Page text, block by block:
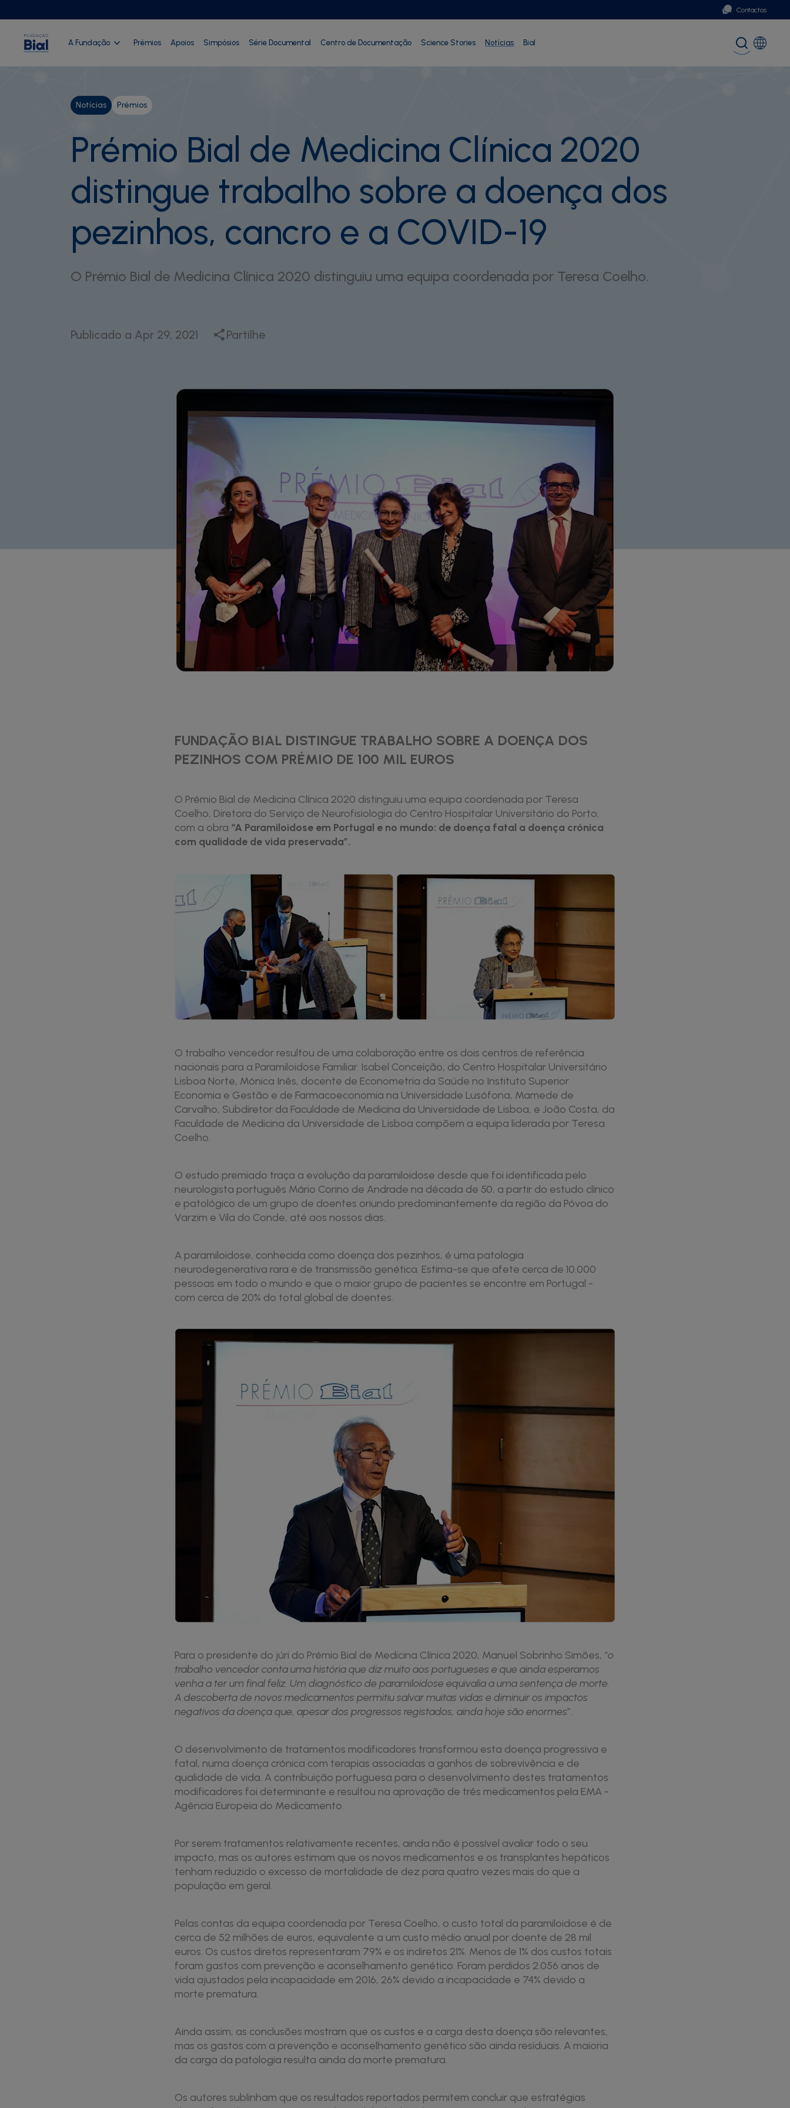
Contactos
A Fundação Prémios Apoios Simpósios Série Documental Centro de Documentação Science Stories Notícias Bial
Portugal
Notícias
Prémios
Prémio Bial de Medicina Clínica 2020
distingue trabalho sobre a doença dos
pezinhos, cancro e a COVID-19
O Prémio Bial de Medicina Clínica 2020 distinguiu uma equipa coordenada por Teresa Coelho.
Publicado a Apr 29, 2021 Partilhe
FUNDAÇÃO BIAL DISTINGUE TRABALHO SOBRE A DOENÇA DOS
PEZINHOS COM PRÉMIO DE 100 MIL EUROS
O Prémio Bial de Medicina Clínica 2020 distinguiu uma equipa coordenada por Teresa
Coelho, Diretora do Serviço de Neurofisiologia do Centro Hospitalar Universitário do Porto,
com a obra “A Paramiloidose em Portugal e no mundo: de doença fatal a doença crónica
com qualidade de vida preservada”.
O trabalho vencedor resultou de uma colaboração entre os dois centros de referência
nacionais para a Paramiloidose Familiar. Isabel Conceição, do Centro Hospitalar Universitário
Lisboa Norte, Mónica Inês, docente de Econometria da Saúde no Instituto Superior
Economia e Gestão e de Farmacoeconomia na Universidade Lusófona, Mamede de
Carvalho, Subdiretor da Faculdade de Medicina da Universidade de Lisboa, e João Costa, da
Faculdade de Medicina da Universidade de Lisboa compõem a equipa liderada por Teresa
Coelho.
O estudo premiado traça a evolução da paramiloidose desde que foi identificada pelo
neurologista português Mário Corino de Andrade na década de 50, a partir do estudo clínico
e patológico de um grupo de doentes oriundo predominantemente da região da Póvoa do
Varzim e Vila do Conde, até aos nossos dias.
A paramiloidose, conhecida como doença dos pezinhos, é uma patologia
neurodegenerativa rara e de transmissão genética. Estima-se que afete cerca de 10.000
pessoas em todo o mundo e que o maior grupo de pacientes se encontre em Portugal -
com cerca de 20% do total global de doentes.
Para o presidente do júri do Prémio Bial de Medicina Clínica 2020, Manuel Sobrinho Simões, “o
trabalho vencedor conta uma história que diz muito aos portugueses e que ainda esperamos
venha a ter um final feliz. Um diagnóstico de paramiloidose equivalia a uma sentença de morte.
A descoberta de novos medicamentos permitiu salvar muitas vidas e diminuir os impactos
negativos da doença que, apesar dos progressos registados, ainda hoje são enormes”.
O desenvolvimento de tratamentos modificadores transformou esta doença progressiva e
fatal, numa doença crónica com terapias associadas a ganhos de sobrevivência e de
qualidade de vida. A contribuição portuguesa para o desenvolvimento destes tratamentos
modificadores foi determinante e resultou na aprovação de três medicamentos pela EMA -
Agência Europeia do Medicamento.
Por serem tratamentos relativamente recentes, ainda não é possível avaliar todo o seu
impacto, mas os autores estimam que os novos medicamentos e os transplantes hepáticos
tenham reduzido o excesso de mortalidade de dez para quatro vezes mais do que a
população em geral.
Pelas contas da equipa coordenada por Teresa Coelho, o custo total da paramiloidose é de
cerca de 52 milhões de euros, equivalente a um custo médio anual por doente de 28 mil
euros. Os custos diretos representaram 79% e os indiretos 21%. Menos de 1% dos custos totais
foram gastos com prevenção e aconselhamento genético. Foram perdidos 2.056 anos de
vida ajustados pela incapacidade em 2016, 26% devido a incapacidade e 74% devido a
morte prematura.
Ainda assim, as conclusões mostram que os custos e a carga desta doença são relevantes,
mas os gastos com a prevenção e aconselhamento genético são ainda residuais. A maioria
da carga da patologia resulta ainda da morte prematura.
Os autores sublinham que os resultados reportados permitem concluir que estratégias